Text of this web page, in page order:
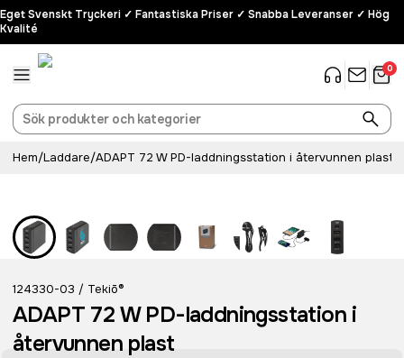
Eget Svenskt Tryckeri ✓ Fantastiska Priser ✓ Snabba Leveranser ✓ Hög
Kvalité
0
Hem/Laddare/ADAPT 72 W PD-laddningsstation i återvunnen plast
124330-03 / Tekiō®
ADAPT 72 W PD-laddningsstation i
återvunnen plast